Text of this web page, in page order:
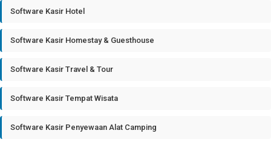
Software Kasir Hotel
Software Kasir Homestay & Guesthouse
Software Kasir Travel & Tour
Software Kasir Tempat Wisata
Software Kasir Penyewaan Alat Camping